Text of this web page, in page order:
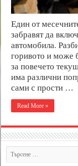
Един от
забравят да
автомобила.
горивото и може
за повечето
има различни
сами с прости …
Read More »